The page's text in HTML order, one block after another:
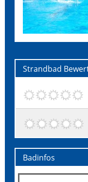
Strandbad
Badinfos